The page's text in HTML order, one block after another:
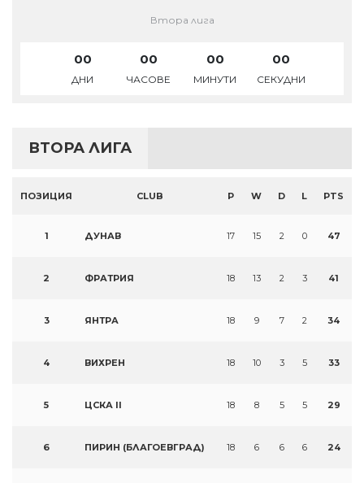
Втора лига
00
ДНИ
00
ЧАСОВЕ
00
МИНУТИ
00
СЕКУДНИ
ВТОРА ЛИГА
ПОЗИЦИЯ CLUB P W D L PTS
1 ДУНАВ 17 15 2 0 47
2 ФРАТРИЯ 18 13 2 3 41
3 ЯНТРА 18 9 7 2 34
4 ВИХРЕН 18 10 3 5 33
5 ЦСКА II 18 8 5 5 29
6 ПИРИН (БЛАГОЕВГРАД) 18 6 6 6 24